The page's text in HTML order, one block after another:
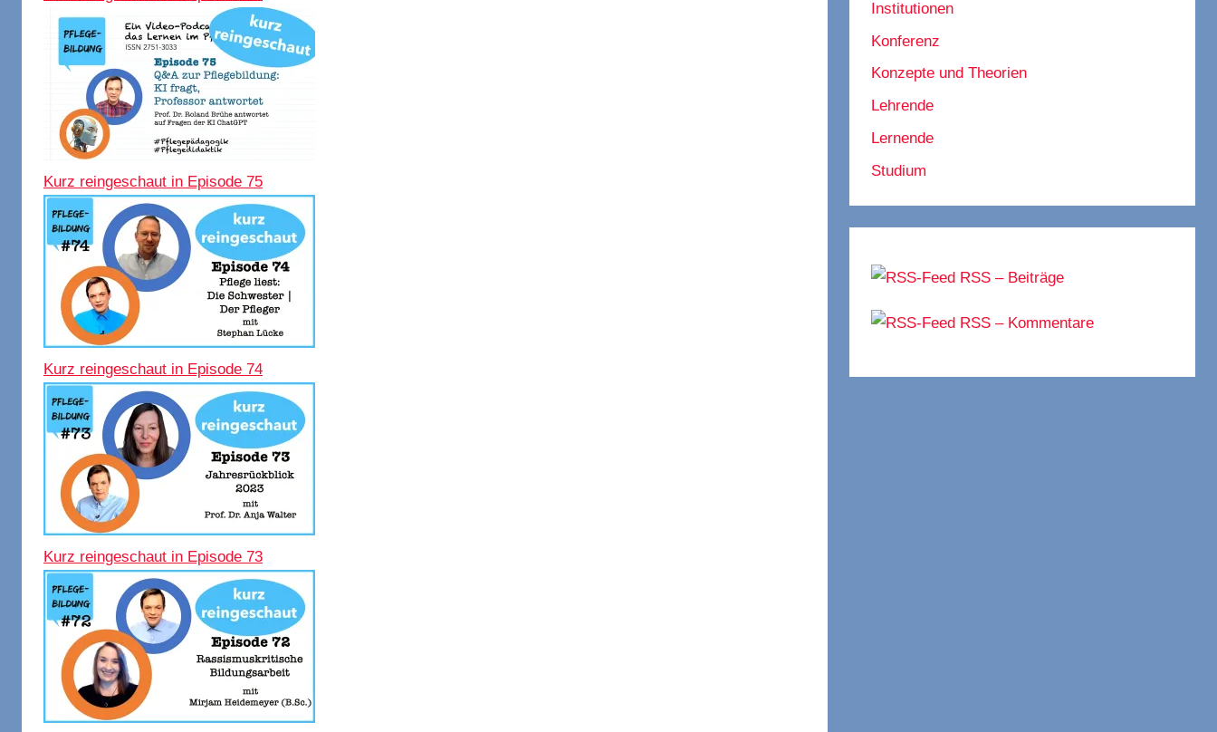
Kurz reingeschaut in Episode 75
Kurz reingeschaut in Episode 74
Kurz reingeschaut in Episode 73
Institutionen
Konferenz
Konzepte und Theorien
Lehrende
Lernende
Studium
RSS – Beiträge
RSS – Kommentare